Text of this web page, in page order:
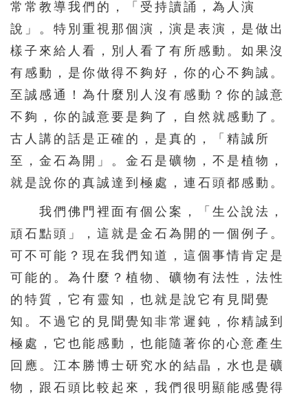
常常教導我們的，「受持讀誦，為人演
說」。特別重視那個演，演是表演，是做出
樣子來給人看，別人看了有所感動。如果沒
有感動，是你做得不夠好，你的心不夠誠。
至誠感通！為什麼別人沒有感動？你的誠意
不夠，你的誠意要是夠了，自然就感動了。
古人講的話是正確的，是真的，「精誠所
至，金石為開」。金石是礦物，不是植物，
就是說你的真誠達到極處，連石頭都感動。
我們佛門裡面有個公案，「生公說法，
頑石點頭」，這就是金石為開的一個例子。
可不可能？現在我們知道，這個事情肯定是
可能的。為什麼？植物、礦物有法性，法性
的特質，它有靈知，也就是說它有見聞覺
知。不過它的見聞覺知非常遲鈍，你精誠到
極處，它也能感動，也能隨著你的心意產生
回應。江本勝博士研究水的結晶，水也是礦
物，跟石頭比較起來，我們很明顯能感覺得